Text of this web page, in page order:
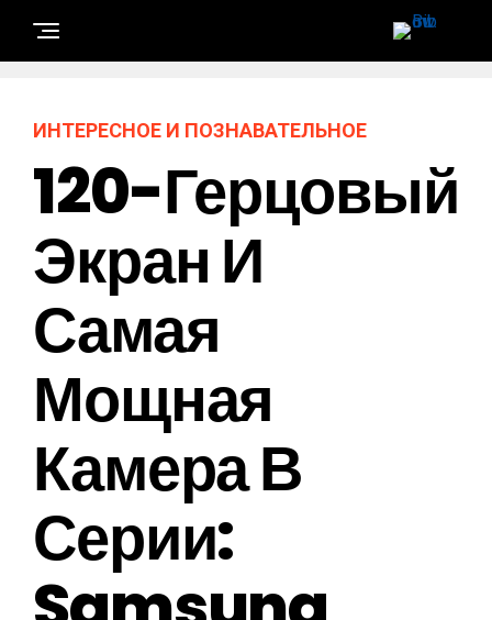
ИНТЕРЕСНОЕ И ПОЗНАВАТЕЛЬНОЕ
120-Герцовый
Экран И
Самая
Мощная
Камера В
Серии: